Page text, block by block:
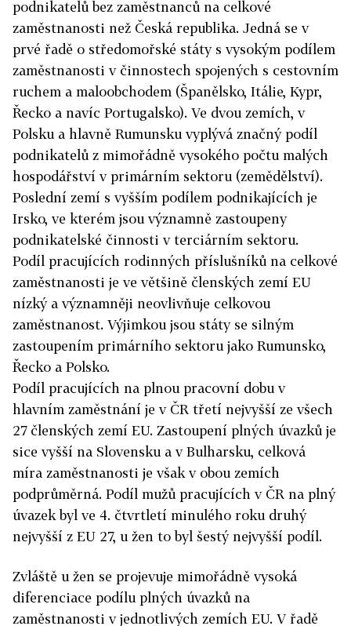
podnikatelů bez zaměstnanců na celkové
zaměstnanosti než Česká republika. Jedná se v
prvé řadě o středomořské státy s vysokým podílem
zaměstnanosti v činnostech spojených s cestovním
ruchem a maloobchodem (Španělsko, Itálie, Kypr,
Řecko a navíc Portugalsko). Ve dvou zemích, v
Polsku a hlavně Rumunsku vyplývá značný podíl
podnikatelů z mimořádně vysokého počtu malých
hospodářství v primárním sektoru (zemědělství).
Poslední zemí s vyšším podílem podnikajících je
Irsko, ve kterém jsou významně zastoupeny
podnikatelské činnosti v terciárním sektoru.
Podíl pracujících rodinných příslušníků na celkové
zaměstnanosti je ve většině členských zemí EU
nízký a významněji neovlivňuje celkovou
zaměstnanost. Výjimkou jsou státy se silným
zastoupením primárního sektoru jako Rumunsko,
Řecko a Polsko.
Podíl pracujících na plnou pracovní dobu v
hlavním zaměstnání je v ČR třetí nejvyšší ze všech
27 členských zemí EU. Zastoupení plných úvazků je
sice vyšší na Slovensku a v Bulharsku, celková
míra zaměstnanosti je však v obou zemích
podprůměrná. Podíl mužů pracujících v ČR na plný
úvazek byl ve 4. čtvrtletí minulého roku druhý
nejvyšší z EU 27, u žen to byl šestý nejvyšší podíl.
Zvláště u žen se projevuje mimořádně vysoká
diferenciace podílu plných úvazků na
zaměstnanosti v jednotlivých zemích EU. V řadě